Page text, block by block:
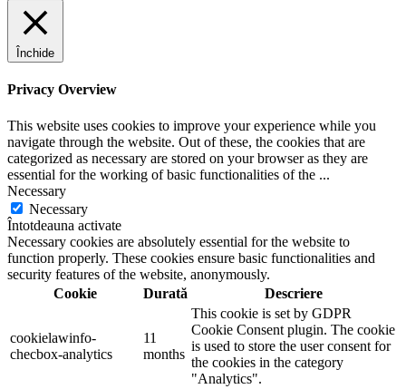
Închide
Privacy Overview
This website uses cookies to improve your experience while you
navigate through the website. Out of these, the cookies that are
categorized as necessary are stored on your browser as they are
essential for the working of basic functionalities of the ...
Necessary
Necessary
Întotdeauna activate
Necessary cookies are absolutely essential for the website to
function properly. These cookies ensure basic functionalities and
security features of the website, anonymously.
Cookie
Durată Descriere
cookielawinfo-
checbox-analytics
11
months
This cookie is set by GDPR
Cookie Consent plugin. The cookie
is used to store the user consent for
the cookies in the category
"Analytics".